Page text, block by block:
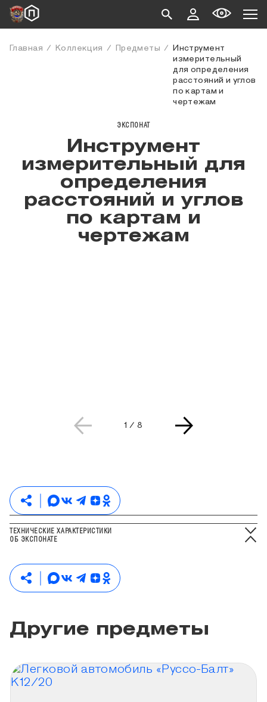
Главная Коллекция Предметы
Инструмент
измерительный
для определения
расстояний и углов
по картам и
чертежам
ЭКСПОНАТ
Инструмент
измерительный для
определения
расстояний и углов
по картам и
чертежам
Текущая страница слайдера
1 / Всего страниц слайдера
8
ОБ ЭКСПОНАТЕ
ТЕХНИЧЕСКИЕ ХАРАКТЕРИСТИКИ
Другие предметы